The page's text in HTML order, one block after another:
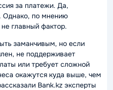
за платежи. Да,
Однако, по мнению
главный фактор.
заманчивым, но если
не поддерживает
или требует сложной
окажутся куда выше, чем
Bank.kz эксперты